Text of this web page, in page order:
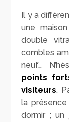
Il y a
une
double
combles
neuf…
points
visiteurs.
la présence
dormir ; un